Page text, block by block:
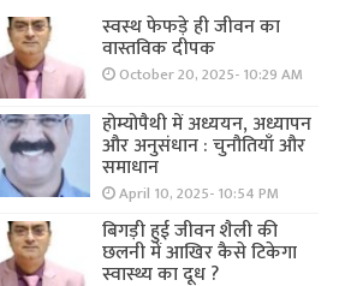
स्वस्थ फेफड़े ही जीवन का
वास्तविक दीपक
October 20, 2025- 10:29 AM
होम्योपैथी में अध्ययन, अध्यापन
और अनुसंधान : चुनौतियाँ और
समाधान
April 10, 2025- 10:54 PM
बिगड़ी हुई जीवन शैली की
छलनी में आखिर कैसे टिकेगा
स्वास्थ्य का दूध ?